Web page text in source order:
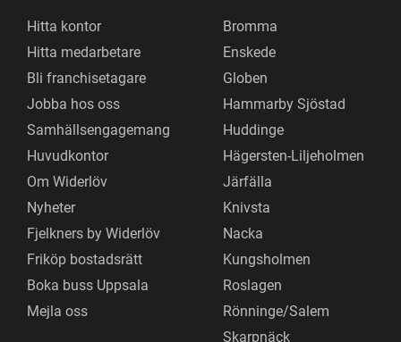
Hitta kontor
Hitta medarbetare
Bli franchisetagare
Jobba hos oss
Samhällsengagemang
Huvudkontor
Om Widerlöv
Nyheter
Fjelkners by Widerlöv
Friköp bostadsrätt
Boka buss Uppsala
Mejla oss
Bromma
Enskede
Globen
Hammarby Sjöstad
Huddinge
Hägersten-Liljeholmen
Järfälla
Knivsta
Nacka
Kungsholmen
Roslagen
Rönninge/Salem
Skarpnäck